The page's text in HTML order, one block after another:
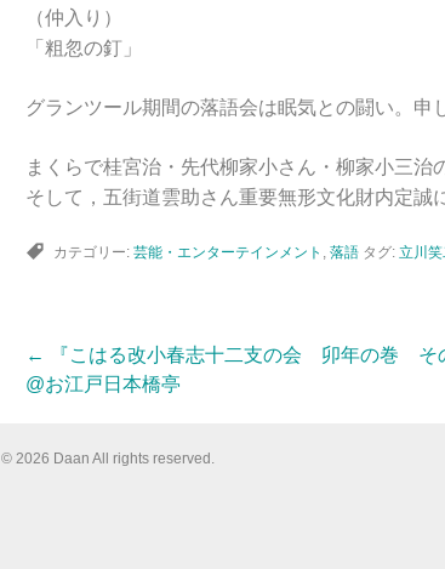
（仲入り）
「粗忽の釘」
グランツール期間の落語会は眠気との闘い。申
まくらで桂宮治・先代柳家小さん・柳家小三治
そして，五街道雲助さん重要無形文化財内定誠
カテゴリー: 芸能・エンターテインメント , 落語 タグ: 立川
投
稿
←
『こはる改小春志十二支の会 卯年の巻 そ
@お江戸日本橋亭
© 2026 Daan All rights reserved.